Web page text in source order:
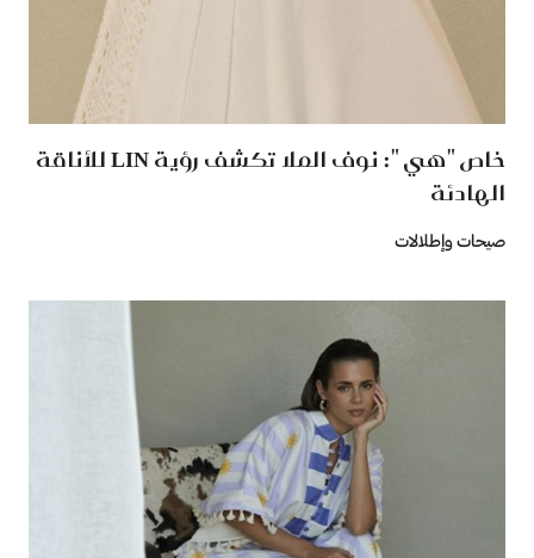
خاص "هي ": نوف الملا تكشف رؤية LIN للأناقة
الهادئة
صيحات وإطلالات